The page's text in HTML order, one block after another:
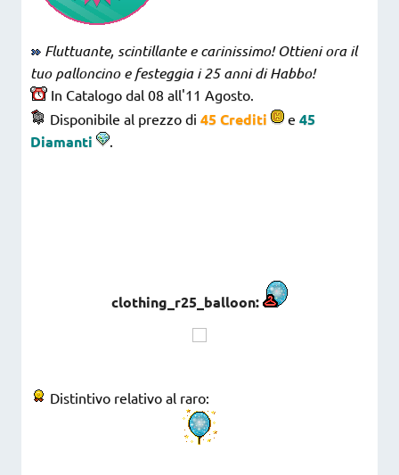
Fluttuante, scintillante e carinissimo! Ottieni ora il
tuo palloncino e festeggia i 25 anni di Habbo!
In Catalogo dal 08 all'11 Agosto.
Disponibile al prezzo di 45 Crediti e 45
Diamanti
clothing_r25_balloon:
Distintivo relativo al raro: